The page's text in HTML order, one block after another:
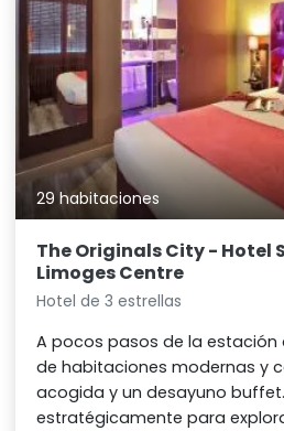
29 habitaciones
The Originals City -
Limoges Centre
Hotel de 3 estrellas
A pocos pasos de la estación
de habitaciones modernas y
acogida y un desayuno
estratégicamente para